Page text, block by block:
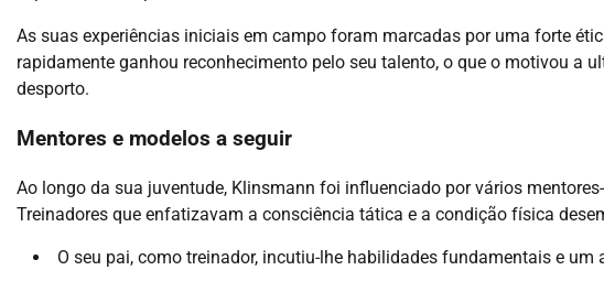
As suas experiências iniciais em campo foram marcadas por uma forte
rapidamente ganhou reconhecimento pelo seu talento, o que o motivou a
desporto.
Mentores e modelos a seguir
Ao longo da sua juventude, Klinsmann foi influenciado por vários
Treinadores que enfatizavam a consciência tática e a condição física
O seu pai, como treinador, incutiu-lhe habilidades fundamentais e um